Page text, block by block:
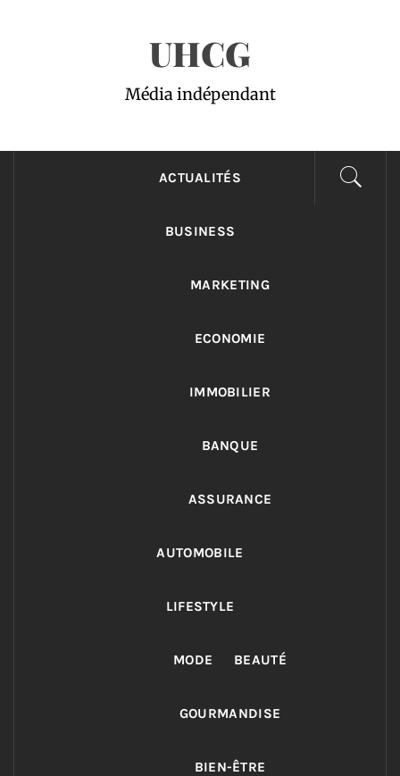
UHCG
Média indépendant
ACTUALITÉS
BUSINESS
MARKETING
ECONOMIE
IMMOBILIER
BANQUE
ASSURANCE
AUTOMOBILE
LIFESTYLE
MODE BEAUTÉ
GOURMANDISE
BIEN-ÊTRE